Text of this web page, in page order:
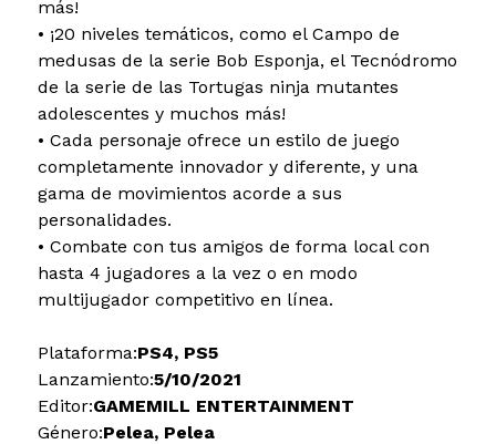
más!
• ¡20 niveles temáticos, como el Campo de
medusas de la serie Bob Esponja, el Tecnódromo
de la serie de las Tortugas ninja mutantes
adolescentes y muchos más!
• Cada personaje ofrece un estilo de juego
completamente innovador y diferente, y una
gama de movimientos acorde a sus
personalidades.
• Combate con tus amigos de forma local con
hasta 4 jugadores a la vez o en modo
multijugador competitivo en línea.
Plataforma:PS4, PS5
Lanzamiento:5/10/2021
Editor:GAMEMILL ENTERTAINMENT
Género:Pelea, Pelea